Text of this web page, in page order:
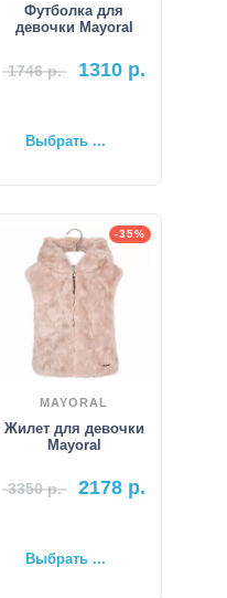
Футболка для
девочки Mayoral
1746р. 1310 р.
Выбрать ...
-35%
MAYORAL
Жилет для девочки
Mayoral
3350р. 2178 р.
Выбрать ...